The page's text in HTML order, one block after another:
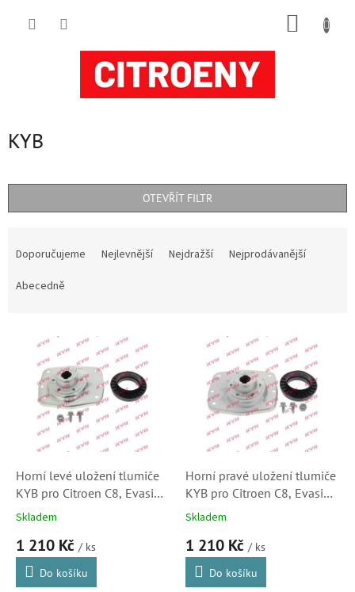
KYB
OTEVŘÍT FILTR
Doporučujeme Nejlevnější Nejdražší
Nejprodávanější
Abecedně
Horní levé uložení tlumiče
KYB pro Citroen C8, Evasion
Jumpy (SM1916, 503168)
Skladem
1 210 Kč / ks
Do košíku
Horní pravé uložení tlumiče
KYB pro Citroen C8, Evasion
Jumpy (SM1917, 503169)
Skladem
1 210 Kč / ks
Do košíku